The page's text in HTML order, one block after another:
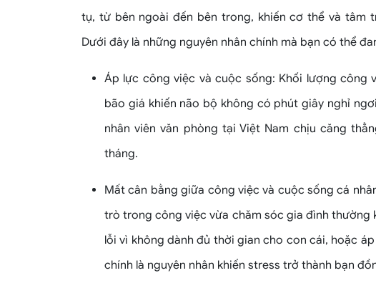
tụ, từ bên ngoài đến bên trong, khiến cơ thể và tâm
Dưới đây là những nguyên nhân chính mà bạn có thể
Áp lực công việc và cuộc sống: Khối lượng công
bão giá khiến não bộ không có phút giây nghỉ
nhân viên văn phòng tại Việt Nam chịu căng
tháng.
Mất cân bằng giữa công việc và cuộc sống cá
trò trong công việc vừa chăm sóc gia đình thường
lỗi vì không dành đủ thời gian cho con cái, hoặc
chính là nguyên nhân khiến stress trở thành bạn